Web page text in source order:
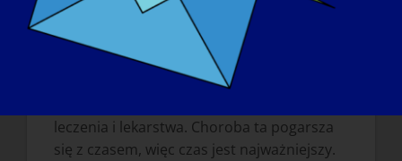
LGMD?
Chcemy, aby świat dowiedział się, że LGMD
jest krytyczną, rzadką chorobą, która
leczenia i lekarstwa. Choroba ta pogarsza
się z czasem, więc czas jest najważniejszy.